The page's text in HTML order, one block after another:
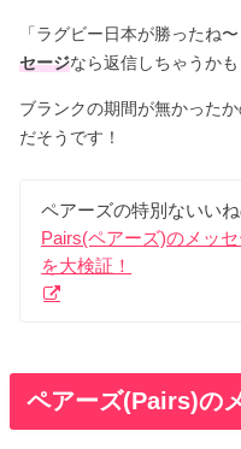
「ラグビー日本が勝ったね
セージなら返信しちゃうか
ブランクの期間が無かった
だそうです！
ペアーズの特別ないい
Pairs(ペアーズ)のメッ
を大検証！
ペアーズ(Pairs)の